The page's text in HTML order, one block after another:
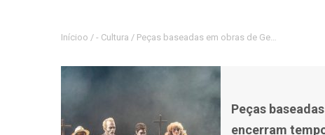
Inícioo / - Cultura / Peças baseadas em obras de George Orwell
Peças
encerram